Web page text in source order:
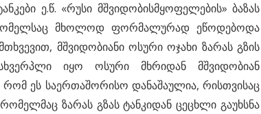
ე.წ. «რუსი მშვიდობისმყოფელების» ბაზას
მხოლოდ ფორმალურად ეწოდებოდა
მშვიდობიანი ოსური ოჯახი ზარას გზის
იყო ოსური მხრიდან მშვიდობიან
ეს საერთაშორისო დანაშაულია, რისთვისაც
ზარას გზას ტანკიდან ცეცხლი გაუხსნა